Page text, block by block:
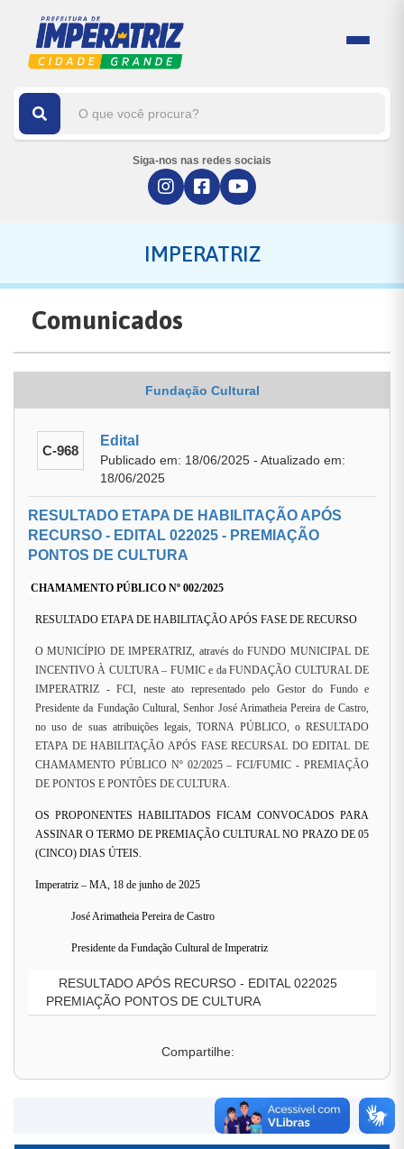
Siga-nos nas redes sociais
IMPERATRIZ
Comunicados
Fundação Cultural
C-968
Edital
Publicado em: 18/06/2025 - Atualizado em:
18/06/2025
RESULTADO ETAPA DE HABILITAÇÃO APÓS
RECURSO - EDITAL 022025 - PREMIAÇÃO
PONTOS DE CULTURA
CHAMAMENTO PÚBLICO Nº 002/2025
RESULTADO ETAPA DE HABILITAÇÃO APÓS FASE DE RECURSO
O MUNICÍPIO DE IMPERATRIZ, através do FUNDO MUNICIPAL DE
INCENTIVO À CULTURA – FUMIC e da FUNDAÇÃO CULTURAL DE
IMPERATRIZ - FCI, neste ato representado pelo Gestor do Fundo e
Presidente da Fundação Cultural, Senhor José Arimatheia Pereira de Castro,
no uso de suas atribuições legais, TORNA PÚBLICO, o RESULTADO
ETAPA DE HABILITAÇÃO APÓS FASE RECURSAL DO EDITAL DE
CHAMAMENTO PÚBLICO Nº 02/2025 – FCI/FUMIC - PREMIAÇÃO
DE PONTOS E PONTÕES DE CULTURA.
OS PROPONENTES HABILITADOS FICAM CONVOCADOS PARA
ASSINAR O TERMO DE PREMIAÇÃO CULTURAL NO PRAZO DE 05
(CINCO) DIAS ÚTEIS.
Imperatriz – MA, 18 de junho de 2025
José Arimatheia Pereira de Castro
Presidente da Fundação Cultural de Imperatriz
RESULTADO APÓS RECURSO - EDITAL 022025
PREMIAÇÃO PONTOS DE CULTURA
Compartilhe: